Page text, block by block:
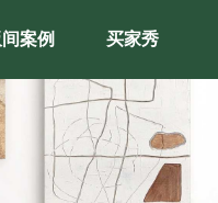
案例 买家秀